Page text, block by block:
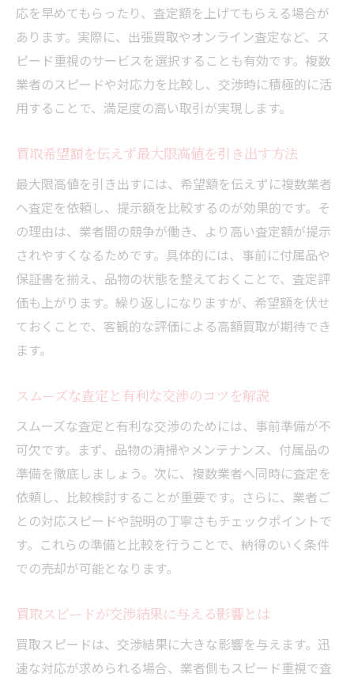
応を早めてもらったり、査定額を上げてもらえる場合が
あります。実際に、出張買取やオンライン査定など、ス
ピード重視のサービスを選択することも有効です。複数
業者のスピードや対応力を比較し、交渉時に積極的に活
用することで、満足度の高い取引が実現します。
買取希望額を伝えず最大限高値を引き出す方法
最大限高値を引き出すには、希望額を伝えずに複数業者
へ査定を依頼し、提示額を比較するのが効果的です。そ
の理由は、業者間の競争が働き、より高い査定額が提示
されやすくなるためです。具体的には、事前に付属品や
保証書を揃え、品物の状態を整えておくことで、査定評
価も上がります。繰り返しになりますが、希望額を伏せ
ておくことで、客観的な評価による高額買取が期待でき
ます。
スムーズな査定と有利な交渉のコツを解説
スムーズな査定と有利な交渉のためには、事前準備が不
可欠です。まず、品物の清掃やメンテナンス、付属品の
準備を徹底しましょう。次に、複数業者へ同時に査定を
依頼し、比較検討することが重要です。さらに、業者ご
との対応スピードや説明の丁寧さもチェックポイントで
す。これらの準備と比較を行うことで、納得のいく条件
での売却が可能となります。
買取スピードが交渉結果に与える影響とは
買取スピードは、交渉結果に大きな影響を与えます。迅
速な対応が求められる場合、業者側もスピード重視で査